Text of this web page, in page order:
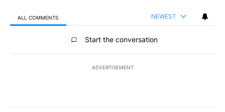
ALL COMMENTS NEWEST
All Comments
Start the conversation
ADVERTISEMENT